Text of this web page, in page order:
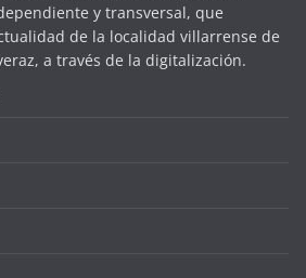
y transversal, que
de la localidad villarrense de
a través de la digitalización.